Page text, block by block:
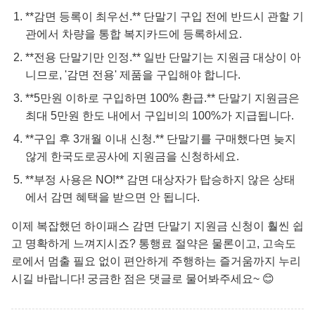
**감면 등록이 최우선.** 단말기 구입 전에 반드시 관할 기
관에서 차량을 통합 복지카드에 등록하세요.
**전용 단말기만 인정.** 일반 단말기는 지원금 대상이 아
니므로, '감면 전용' 제품을 구입해야 합니다.
**5만원 이하로 구입하면 100% 환급.** 단말기 지원금은
최대 5만원 한도 내에서 구입비의 100%가 지급됩니다.
**구입 후 3개월 이내 신청.** 단말기를 구매했다면 늦지
않게 한국도로공사에 지원금을 신청하세요.
**부정 사용은 NO!** 감면 대상자가 탑승하지 않은 상태
에서 감면 혜택을 받으면 안 됩니다.
이제 복잡했던 하이패스 감면 단말기 지원금 신청이 훨씬 쉽
고 명확하게 느껴지시죠? 통행료 절약은 물론이고, 고속도
로에서 멈출 필요 없이 편안하게 주행하는 즐거움까지 누리
시길 바랍니다! 궁금한 점은 댓글로 물어봐주세요~ 😊